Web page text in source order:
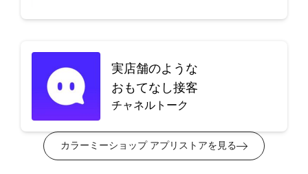
実店舗のような
おもてなし接客
チャネルトーク
カラーミーショップ アプリストアを見る